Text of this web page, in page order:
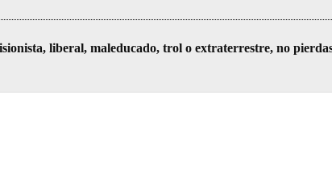
liberal, maleducado, trol o extraterrestre, no